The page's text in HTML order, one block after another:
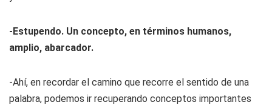
-Estupendo. Un concepto, en términos humanos,
amplio, abarcador.
-Ahí, en recordar el camino que recorre el sentido de una
palabra, podemos ir recuperando conceptos importantes